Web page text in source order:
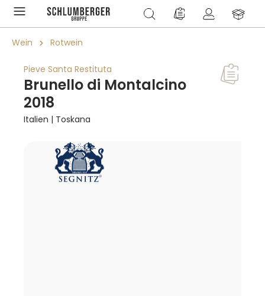
springen Du hast 0 Produkte
Wein Rotwein
Pieve Santa Restituta
Brunello di Montalcino
2018
Italien | Toskana
Bildergalerie überspringen